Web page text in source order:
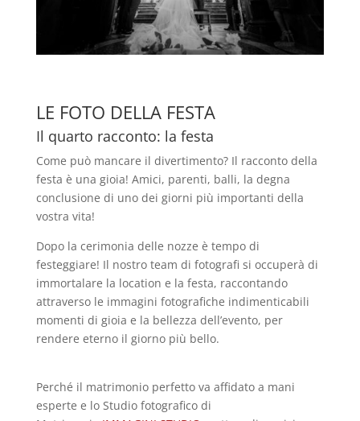
LE FOTO DELLA FESTA
Il quarto racconto: la festa
Come può mancare il divertimento? Il racconto della
festa è una gioia! Amici, parenti, balli, la degna
conclusione di uno dei giorni più importanti della
vostra vita!
Dopo la cerimonia delle nozze è tempo di
festeggiare! Il nostro team di fotografi si occuperà di
immortalare la location e la festa, raccontando
attraverso le immagini fotografiche indimenticabili
momenti di gioia e la bellezza dell’evento, per
rendere eterno il giorno più bello.
Perché il matrimonio perfetto va affidato a mani
esperte e lo Studio fotografico di